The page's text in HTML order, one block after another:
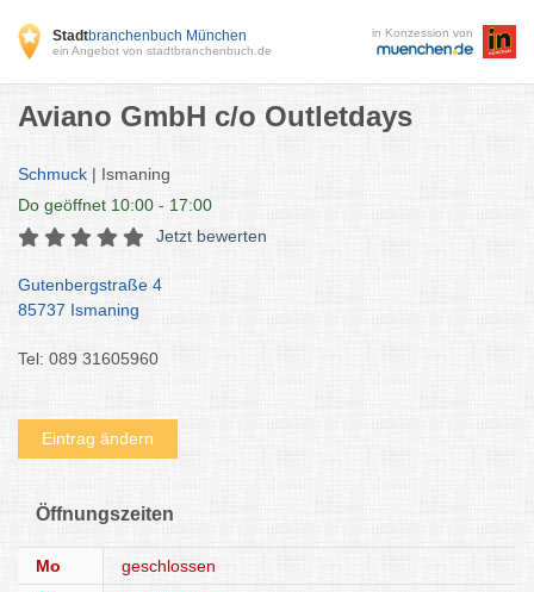
Stadtbranchenbuch München
ein Angebot von stadtbranchenbuch.de
in Konzession von
Aviano GmbH c/o Outletdays
Schmuck | Ismaning
Do geöffnet 10:00 - 17:00
Jetzt bewerten
Gutenbergstraße 4
85737 Ismaning
Tel: 089 31605960
Eintrag ändern
Öffnungszeiten
Mo
geschlossen